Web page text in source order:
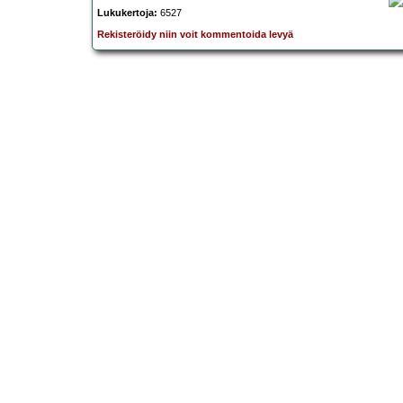
Lukukertoja: 6527
Rekisteröidy niin voit kommentoida levyä